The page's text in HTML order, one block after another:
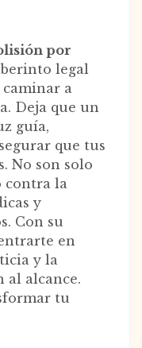
por
legal
caminar a
Deja que un
guía,
que tus
No son solo
contra la
y
Con su
en
y la
al alcance.
tu